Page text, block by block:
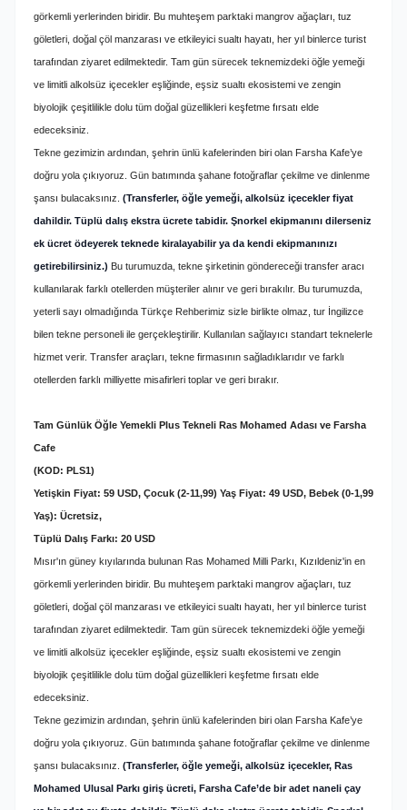
görkemli yerlerinden biridir. Bu muhteşem parktaki mangrov ağaçları, tuz
göletleri, doğal çöl manzarası ve etkileyici sualtı hayatı, her yıl binlerce turist
tarafından ziyaret edilmektedir. Tam gün sürecek teknemizdeki öğle yemeği
ve limitli alkolsüz içecekler eşliğinde, eşsiz sualtı ekosistemi ve zengin
biyolojik çeşitlilikle dolu tüm doğal güzellikleri keşfetme fırsatı elde
edeceksiniz.
Tekne gezimizin ardından, şehrin ünlü kafelerinden biri olan Farsha Kafe’ye
doğru yola çıkıyoruz. Gün batımında şahane fotoğraflar çekilme ve dinlenme
şansı bulacaksınız. (Transferler, öğle yemeği, alkolsüz içecekler fiyat
dahildir. Tüplü dalış ekstra ücrete tabidir. Şnorkel ekipmanını dilerseniz
ek ücret ödeyerek teknede kiralayabilir ya da kendi ekipmanınızı
getirebilirsiniz.) Bu turumuzda, tekne şirketinin göndereceği transfer aracı
kullanılarak farklı otellerden müşteriler alınır ve geri bırakılır. Bu turumuzda,
yeterli sayı olmadığında Türkçe Rehberimiz sizle birlikte olmaz, tur İngilizce
bilen tekne personeli ile gerçekleştirilir. Kullanılan sağlayıcı standart teknelerle
hizmet verir. Transfer araçları, tekne firmasının sağladıklarıdır ve farklı
otellerden farklı milliyette misafirleri toplar ve geri bırakır.
Tam Günlük Öğle Yemekli Plus Tekneli Ras Mohamed Adası ve Farsha
Cafe
(KOD: PLS1)
Yetişkin Fiyat: 59 USD, Çocuk (2-11,99) Yaş Fiyat: 49 USD, Bebek (0-1,99
Yaş): Ücretsiz,
Tüplü Dalış Farkı: 20 USD
Mısır'ın güney kıyılarında bulunan Ras Mohamed Milli Parkı, Kızıldeniz'in en
görkemli yerlerinden biridir. Bu muhteşem parktaki mangrov ağaçları, tuz
göletleri, doğal çöl manzarası ve etkileyici sualtı hayatı, her yıl binlerce turist
tarafından ziyaret edilmektedir. Tam gün sürecek teknemizdeki öğle yemeği
ve limitli alkolsüz içecekler eşliğinde, eşsiz sualtı ekosistemi ve zengin
biyolojik çeşitlilikle dolu tüm doğal güzellikleri keşfetme fırsatı elde
edeceksiniz.
Tekne gezimizin ardından, şehrin ünlü kafelerinden biri olan Farsha Kafe’ye
doğru yola çıkıyoruz. Gün batımında şahane fotoğraflar çekilme ve dinlenme
şansı bulacaksınız. (Transferler, öğle yemeği, alkolsüz içecekler, Ras
Mohamed Ulusal Parkı giriş ücreti, Farsha Cafe’de bir adet naneli çay